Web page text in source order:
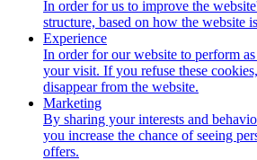
In order for us to improve the
structure, based on how the website
Experience
In order for our website to perform
your visit. If you refuse these
disappear from the website.
Marketing
By sharing your interests and
you increase the chance of seeing
offers.